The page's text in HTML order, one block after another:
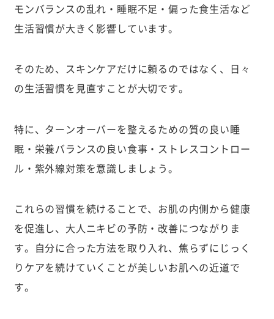
モンバランスの乱れ・睡眠不足・偏った食生活など
生活習慣が大きく影響しています。
そのため、スキンケアだけに頼るのではなく、日々
の生活習慣を見直すことが大切です。
特に、ターンオーバーを整えるための質の良い睡
眠・栄養バランスの良い食事・ストレスコントロー
ル・紫外線対策を意識しましょう。
これらの習慣を続けることで、お肌の内側から健康
を促進し、大人ニキビの予防・改善につながりま
す。自分に合った方法を取り入れ、焦らずにじっく
りケアを続けていくことが美しいお肌への近道で
す。